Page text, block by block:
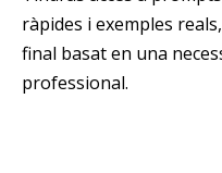
ràpides i exemples
final basat en una
professional.